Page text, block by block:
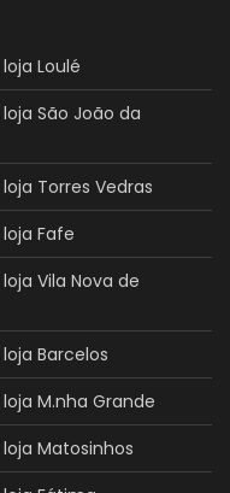
Loulé
São João da
Torres Vedras
Fafe
Vila Nova de
Barcelos
M.nha Grande
Matosinhos